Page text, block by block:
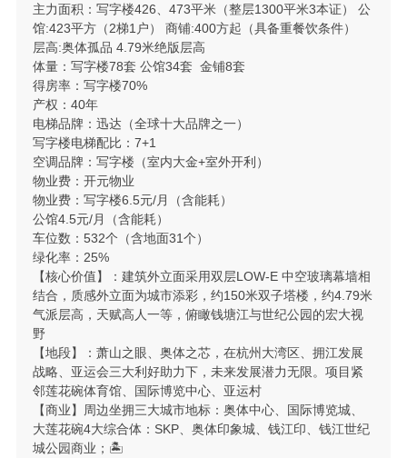
主力面积：写字楼426、473平米（整层1300平米3本证） 公
馆:423平方（2梯1户） 商铺:400方起（具备重餐饮条件）
层高:奥体孤品 4.79米绝版层高
体量：写字楼78套 公馆34套 金铺8套
得房率：写字楼70%
产权：40年
电梯品牌：迅达（全球十大品牌之一）
写字楼电梯配比：7+1
空调品牌：写字楼（室内大金+室外开利）
物业费：开元物业
物业费：写字楼6.5元/月（含能耗）
公馆4.5元/月（含能耗）
车位数：532个（含地面31个）
绿化率：25%
【核心价值】：建筑外立面采用双层LOW-E 中空玻璃幕墙相
结合，质感外立面为城市添彩，约150米双子塔楼，约4.79米
气派层高，天赋高人一等，俯瞰钱塘江与世纪公园的宏大视
野
【地段】：萧山之眼、奥体之芯，在杭州大湾区、拥江发展
战略、亚运会三大利好助力下，未来发展潜力无限。项目紧
邻莲花碗体育馆、国际博览中心、亚运村
【商业】周边坐拥三大城市地标：奥体中心、国际博览城、
大莲花碗4大综合体：SKP、奥体印象城、钱江印、钱江世纪
城公园商业；🏝